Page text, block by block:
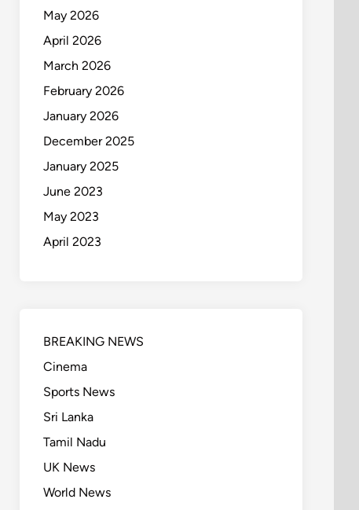
May 2026
April 2026
March 2026
February 2026
January 2026
December 2025
January 2025
June 2023
May 2023
April 2023
BREAKING NEWS
Cinema
Sports News
Sri Lanka
Tamil Nadu
UK News
World News